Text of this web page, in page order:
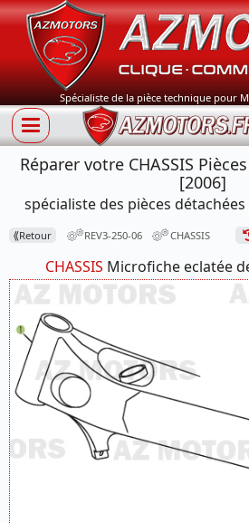
Spécialiste de la pièce technique pour
Réparer votre CHASSIS
[2006]
spécialiste des pièces détachées
⟪Retour REV3-250-06 CHASSIS
CHASSIS Microfiche eclatée